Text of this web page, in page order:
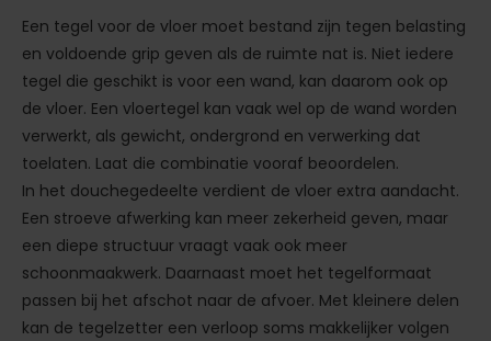
Een tegel voor de vloer moet bestand zijn tegen belasting
en voldoende grip geven als de ruimte nat is. Niet iedere
tegel die geschikt is voor een wand, kan daarom ook op
de vloer. Een vloertegel kan vaak wel op de wand worden
verwerkt, als gewicht, ondergrond en verwerking dat
toelaten. Laat die combinatie vooraf beoordelen.
In het douchegedeelte verdient de vloer extra aandacht.
Een stroeve afwerking kan meer zekerheid geven, maar
een diepe structuur vraagt vaak ook meer
schoonmaakwerk. Daarnaast moet het tegelformaat
passen bij het afschot naar de afvoer. Met kleinere delen
kan de tegelzetter een verloop soms makkelijker volgen